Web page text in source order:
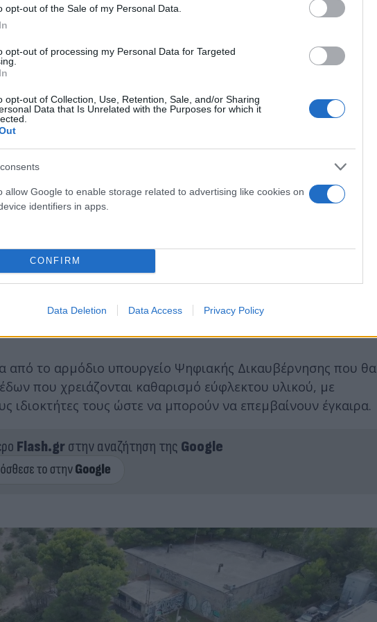
opt-out of the Sale of my Personal Data.
opt-out of processing my Personal Data for Targeted
opt-out of Collection, Use, Retention, Sale, and/or Sharing
Data that Is Unrelated with the Purposes for which it
allow Google to enable storage related to advertising like cookies on
identifiers in apps.
CONFIRM
Data Deletion Data Access Privacy Policy
συνεχή ηλεκτροδότηση και ασφάλεια απέναντι σε πιθανές
ενός παρατηρητηρίου που σήμερα στελεχώνεται από
και παρατήρηση με παραδοσιακά κυάλια.
διαπιστώθηκε αυτόματος εντοπισμός καπνού με
να διασυνδεθεί με τα συστήματα της Πυροσβεστικής.
από το αρμόδιο υπουργείο Ψηφιακής Δικαυβέρνησης που θα
που χρειάζονται καθαρισμό εύφλεκτου υλικού, με
ιδιοκτήτες τους ώστε να μπορούν να επεμβαίνουν έγκαιρα.
Flash.grστην αναζήτηση της Google